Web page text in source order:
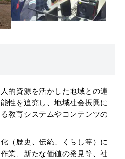
的資源を活かした地域との連
性を追究し、地域社会振興に
教育システムやコンテンツの
（歴史、伝統、くらし等）に
業、新たな価値の発見等、社